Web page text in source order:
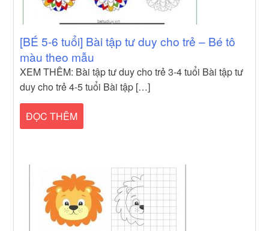
[BÉ 5-6 tuổi] Bài tập tư duy cho trẻ – Bé tô
màu theo mẫu
XEM THÊM: Bài tập tư duy cho trẻ 3-4 tuổi Bài tập tư
duy cho trẻ 4-5 tuổi Bài tập […]
ĐỌC THÊM